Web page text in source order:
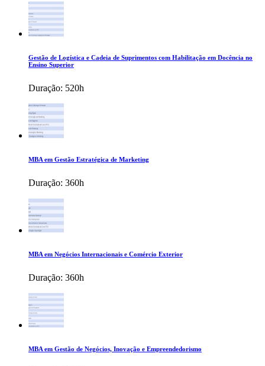
Gestão de Logística e Cadeia de Suprimentos com Habilitação em Docência no
Ensino Superior
Duração: 520h
MBA em Gestão Estratégica de Marketing
Duração: 360h
MBA em Negócios Internacionais e Comércio Exterior
Duração: 360h
MBA em Gestão de Negócios, Inovação e Empreendedorismo